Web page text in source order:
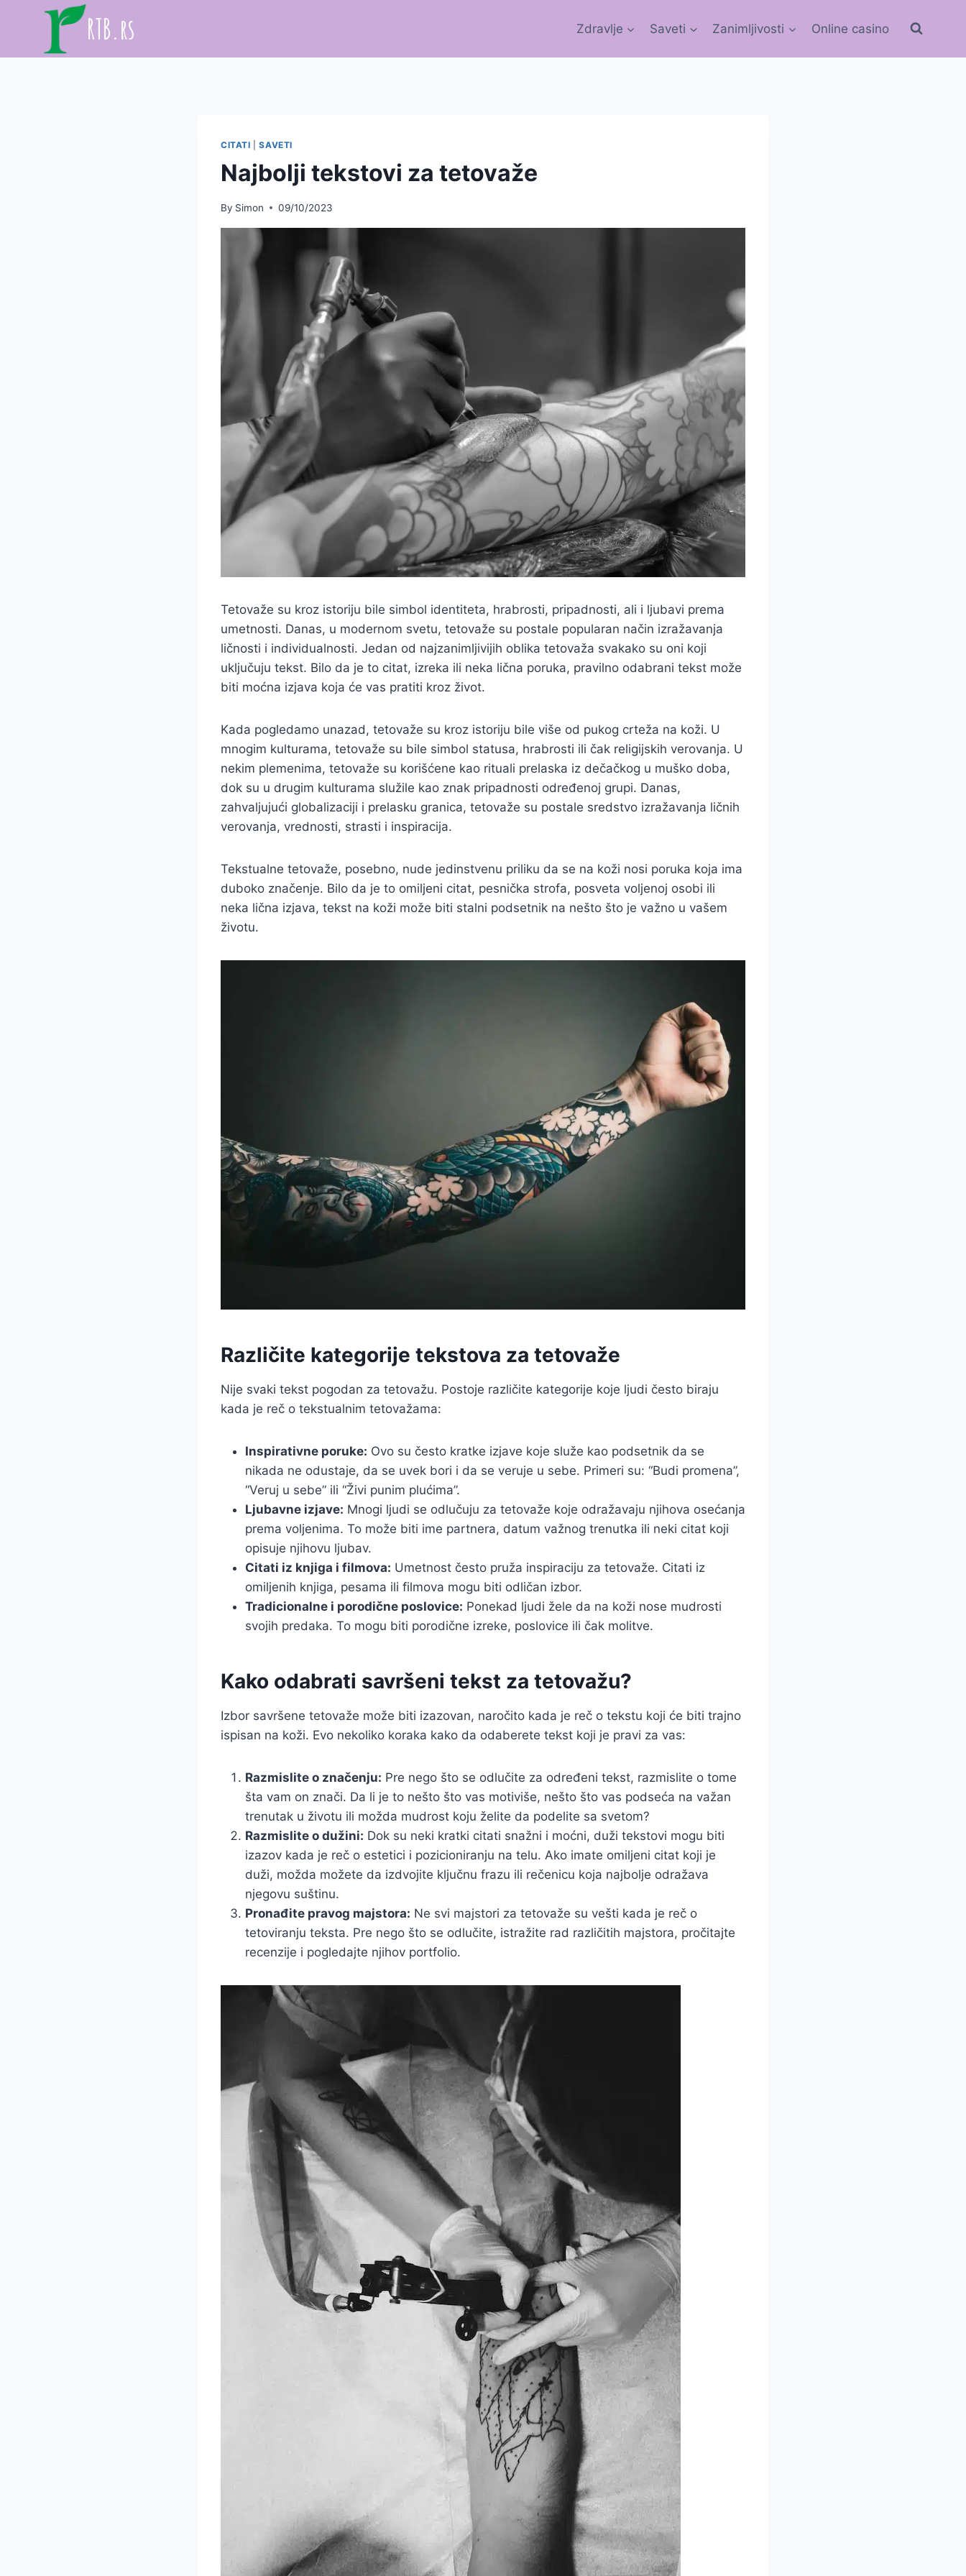
RTB.rs Zdravlje Saveti Zanimljivosti Online casino
CITATI |SAVETI
Najbolji tekstovi za tetovaže
By Simon 09/10/2023
Tetovaže su kroz istoriju bile simbol identiteta, hrabrosti, pripadnosti, ali i ljubavi prema
umetnosti. Danas, u modernom svetu, tetovaže su postale popularan način izražavanja
ličnosti i individualnosti. Jedan od najzanimljivijih oblika tetovaža svakako su oni koji
uključuju tekst. Bilo da je to citat, izreka ili neka lična poruka, pravilno odabrani tekst može
biti moćna izjava koja će vas pratiti kroz život.
Kada pogledamo unazad, tetovaže su kroz istoriju bile više od pukog crteža na koži. U
mnogim kulturama, tetovaže su bile simbol statusa, hrabrosti ili čak religijskih verovanja. U
nekim plemenima, tetovaže su korišćene kao rituali prelaska iz dečačkog u muško doba,
dok su u drugim kulturama služile kao znak pripadnosti određenoj grupi. Danas,
zahvaljujući globalizaciji i prelasku granica, tetovaže su postale sredstvo izražavanja ličnih
verovanja, vrednosti, strasti i inspiracija.
Tekstualne tetovaže, posebno, nude jedinstvenu priliku da se na koži nosi poruka koja ima
duboko značenje. Bilo da je to omiljeni citat, pesnička strofa, posveta voljenoj osobi ili
neka lična izjava, tekst na koži može biti stalni podsetnik na nešto što je važno u vašem
životu.
Različite kategorije tekstova za tetovaže
Nije svaki tekst pogodan za tetovažu. Postoje različite kategorije koje ljudi često biraju
kada je reč o tekstualnim tetovažama:
Inspirativne poruke: Ovo su često kratke izjave koje služe kao podsetnik da se
nikada ne odustaje, da se uvek bori i da se veruje u sebe. Primeri su: “Budi promena”,
“Veruj u sebe” ili “Živi punim plućima”.
Ljubavne izjave: Mnogi ljudi se odlučuju za tetovaže koje odražavaju njihova osećanja
prema voljenima. To može biti ime partnera, datum važnog trenutka ili neki citat koji
opisuje njihovu ljubav.
Citati iz knjiga i filmova: Umetnost često pruža inspiraciju za tetovaže. Citati iz
omiljenih knjiga, pesama ili filmova mogu biti odličan izbor.
Tradicionalne i porodične poslovice: Ponekad ljudi žele da na koži nose mudrosti
svojih predaka. To mogu biti porodične izreke, poslovice ili čak molitve.
Kako odabrati savršeni tekst za tetovažu?
Izbor savršene tetovaže može biti izazovan, naročito kada je reč o tekstu koji će biti trajno
ispisan na koži. Evo nekoliko koraka kako da odaberete tekst koji je pravi za vas:
Razmislite o značenju: Pre nego što se odlučite za određeni tekst, razmislite o tome
šta vam on znači. Da li je to nešto što vas motiviše, nešto što vas podseća na važan
trenutak u životu ili možda mudrost koju želite da podelite sa svetom?
Razmislite o dužini: Dok su neki kratki citati snažni i moćni, duži tekstovi mogu biti
izazov kada je reč o estetici i pozicioniranju na telu. Ako imate omiljeni citat koji je
duži, možda možete da izdvojite ključnu frazu ili rečenicu koja najbolje odražava
njegovu suštinu.
Pronađite pravog majstora: Ne svi majstori za tetovaže su vešti kada je reč o
tetoviranju teksta. Pre nego što se odlučite, istražite rad različitih majstora, pročitajte
recenzije i pogledajte njihov portfolio.